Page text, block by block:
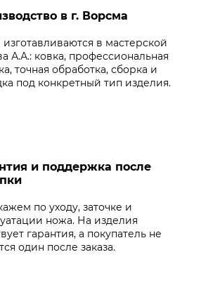
в г. Ворсма
в мастерской
А.А.: ковка, профессиональная
точная обработка, сборка и
под конкретный тип изделия.
и поддержка после
по уходу, заточке и
ножа. На изделия
гарантия, а покупатель не
один после заказа.